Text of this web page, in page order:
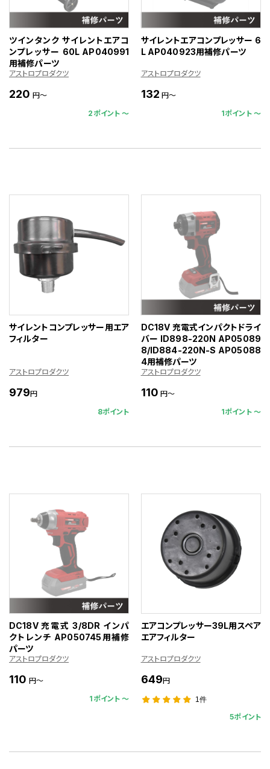
ツインタンク サイレントエアコ
ンプレッサー 60L AP040991
用補修パーツ
アストロプロダクツ
220 円～
2ポイント 〜
サイレントエアコンプレッサー 6
L AP040923用補修パーツ
アストロプロダクツ
132 円～
1ポイント 〜
サイレントコンプレッサー用エア
フィルター
アストロプロダクツ
979円
8ポイント
DC18V 充電式インパクトドライ
バー ID898-220N AP05089
8/ID884-220N-S AP05088
4用補修パーツ
アストロプロダクツ
110 円～
1ポイント 〜
DC18V 充電式 3/8DR インパ
クトレンチ AP050745用補修
パーツ
アストロプロダクツ
110 円～
1ポイント 〜
エアコンプレッサー39L用スペア
エアフィルター
アストロプロダクツ
649円
1件
5ポイント